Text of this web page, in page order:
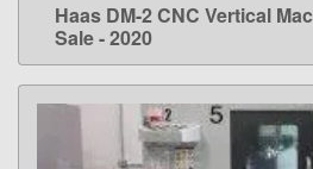
LEARN
Haas DM-2 CNC Vertical
Sale - 2020